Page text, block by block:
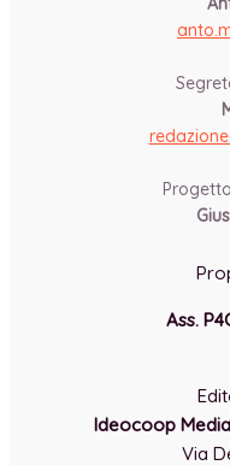
Ass.
Ideocoop
Via